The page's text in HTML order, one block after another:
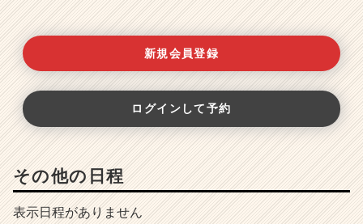
新規会員登録
ログインして予約
その他の日程
表示日程がありません